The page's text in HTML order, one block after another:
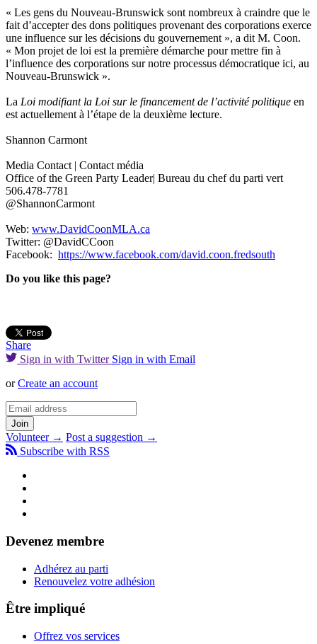
« Les gens du Nouveau-Brunswick sont nombreux à craindre que le
fait d’accepter des dons politiques provenant des corporations exerce
une influence sur les décisions du gouvernement », a dit M. Coon.
« Mon projet de loi est la première démarche pour mettre fin à
l’influence des corporations sur notre processus démocratique ici, au
Nouveau-Brunswick ».
La Loi modifiant la Loi sur le financement de l’activité politique en
est actuellement à l’étape de la deuxième lecture.
Shannon Carmont
Media Contact | Contact média
Office of the Green Party Leader| Bureau du chef du parti vert
506.478-7781
@ShannonCarmont
Web: www.DavidCoonMLA.ca
Twitter: @DavidCCoon
Facebook: https://www.facebook.com/david.coon.fredsouth
Do you like this page?
Share
Sign in with Twitter Sign in with Email
orCreate an account
Volunteer → Post a suggestion →
Subscribe with RSS
Devenez membre
Adhérez au parti
Renouvelez votre adhésion
Être impliqué
Offrez vos services